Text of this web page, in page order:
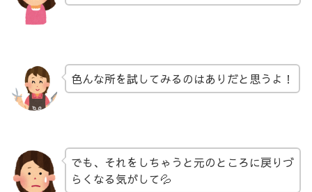
色んな所を試してみるのはありだと思うよ！
でも、それをしちゃうと元のところに戻りづ
らくなる気がして💦